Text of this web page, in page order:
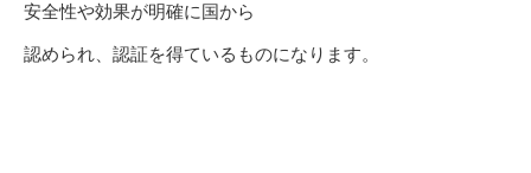
安全性や効果が明確に国から
認められ、認証を得ているものになります。